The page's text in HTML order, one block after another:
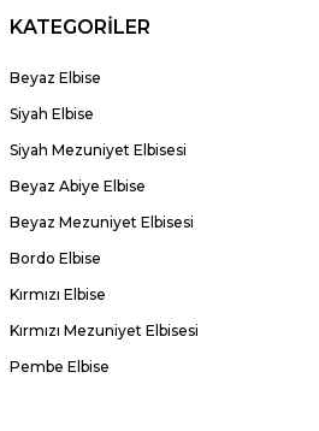
KATEGORİLER
Beyaz Elbise
Siyah Elbise
Siyah Mezuniyet Elbisesi
Beyaz Abiye Elbise
Beyaz Mezuniyet Elbisesi
Bordo Elbise
Kırmızı Elbise
Kırmızı Mezuniyet Elbisesi
Pembe Elbise